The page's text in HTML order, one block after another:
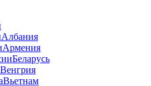
Албания
Армения
Беларусь
Венгрия
Вьетнам